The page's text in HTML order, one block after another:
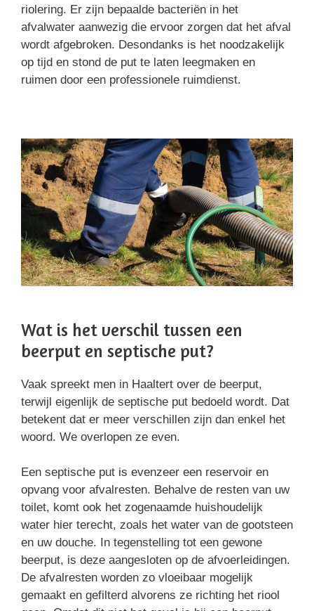
riolering. Er zijn bepaalde bacteriën in het
afvalwater aanwezig die ervoor zorgen dat het afval
wordt afgebroken. Desondanks is het noodzakelijk
op tijd en stond de put te laten leegmaken en
ruimen door een professionele ruimdienst.
Wat is het verschil tussen een
beerput en septische put?
Vaak spreekt men in Haaltert over de beerput,
terwijl eigenlijk de septische put bedoeld wordt. Dat
betekent dat er meer verschillen zijn dan enkel het
woord. We overlopen ze even.
Een septische put is evenzeer een reservoir en
opvang voor afvalresten. Behalve de resten van uw
toilet, komt ook het zogenaamde huishoudelijk
water hier terecht, zoals het water van de gootsteen
en uw douche. In tegenstelling tot een gewone
beerput, is deze aangesloten op de afvoerleidingen.
De afvalresten worden zo vloeibaar mogelijk
gemaakt en gefilterd alvorens ze richting het riool